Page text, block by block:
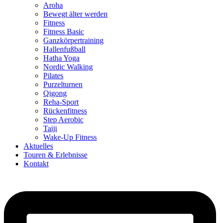
Aroha
Bewegt älter werden
Fitness
Fitness Basic
Ganzkörpertraining
Hallenfußball
Hatha Yoga
Nordic Walking
Pilates
Purzelturnen
Qigong
Reha-Sport
Rückenfitness
Step Aerobic
Taiji
Wake-Up Fitness
Aktuelles
Touren & Erlebnisse
Kontakt